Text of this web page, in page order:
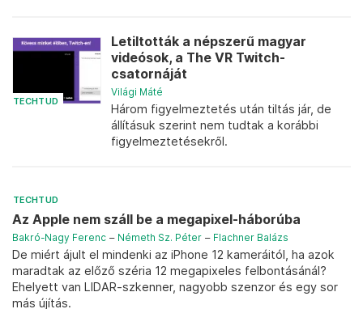
TECHTUD
Letiltották a népszerű magyar
videósok, a The VR Twitch-
csatornáját
Világi Máté
Három figyelmeztetés után tiltás jár, de
állításuk szerint nem tudtak a korábbi
figyelmeztetésekről.
TECHTUD
Az Apple nem száll be a megapixel-háborúba
Bakró-Nagy Ferenc – Németh Sz. Péter – Flachner Balázs
De miért ájult el mindenki az iPhone 12 kameráitól, ha azok
maradtak az előző széria 12 megapixeles felbontásánál?
Ehelyett van LIDAR-szkenner, nagyobb szenzor és egy sor
más újítás.